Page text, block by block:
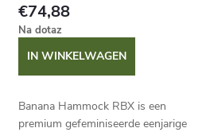
€74,88
Na dotaz
IN WINKELWAGEN
Banana Hammock RBX is een
premium gefeminiseerde eenjarige